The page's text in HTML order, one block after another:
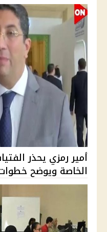
أمير رمزي يحذر
الخاصة ويوضح